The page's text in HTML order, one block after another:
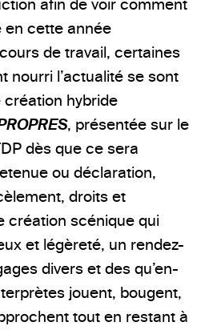
afin de voir comment
en cette année
de travail, certaines
nourri l’actualité se sont
hybride
, présentée sur le
dès que ce sera
ou déclaration,
droits et
création scénique qui
et légèreté, un rendez-
divers et des qu’en-
jouent, bougent,
tout en restant à